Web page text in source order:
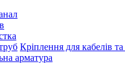
Кріплення для кабелів
арматура